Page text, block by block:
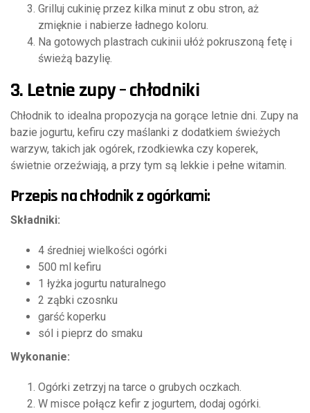
Grilluj cukinię przez kilka minut z obu stron, aż
zmięknie i nabierze ładnego koloru.
Na gotowych plastrach cukinii ułóż pokruszoną fetę i
świeżą bazylię.
3. Letnie zupy – chłodniki
Chłodnik to idealna propozycja na gorące letnie dni. Zupy na
bazie jogurtu, kefiru czy maślanki z dodatkiem świeżych
warzyw, takich jak ogórek, rzodkiewka czy koperek,
świetnie orzeźwiają, a przy tym są lekkie i pełne witamin.
Przepis na chłodnik z ogórkami:
Składniki:
4 średniej wielkości ogórki
500 ml kefiru
1 łyżka jogurtu naturalnego
2 ząbki czosnku
garść koperku
sól i pieprz do smaku
Wykonanie:
Ogórki zetrzyj na tarce o grubych oczkach.
W misce połącz kefir z jogurtem, dodaj ogórki.